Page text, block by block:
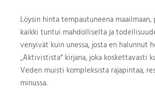
Löysin hinta tempautuneena maailmaan,
kaikki tuntui mahdolliselta ja
venyivät kuin unessa, josta en halunnut
„Aktivistista“ kirjana, joka koskettavasti
Veden muisti kompleksista rajapintaa,
minussa.